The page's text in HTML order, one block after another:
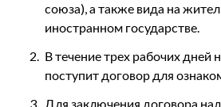
союза), а также вида на
иностранном государстве.
В течение трех рабочих дней
поступит договор для
Для заключения договора